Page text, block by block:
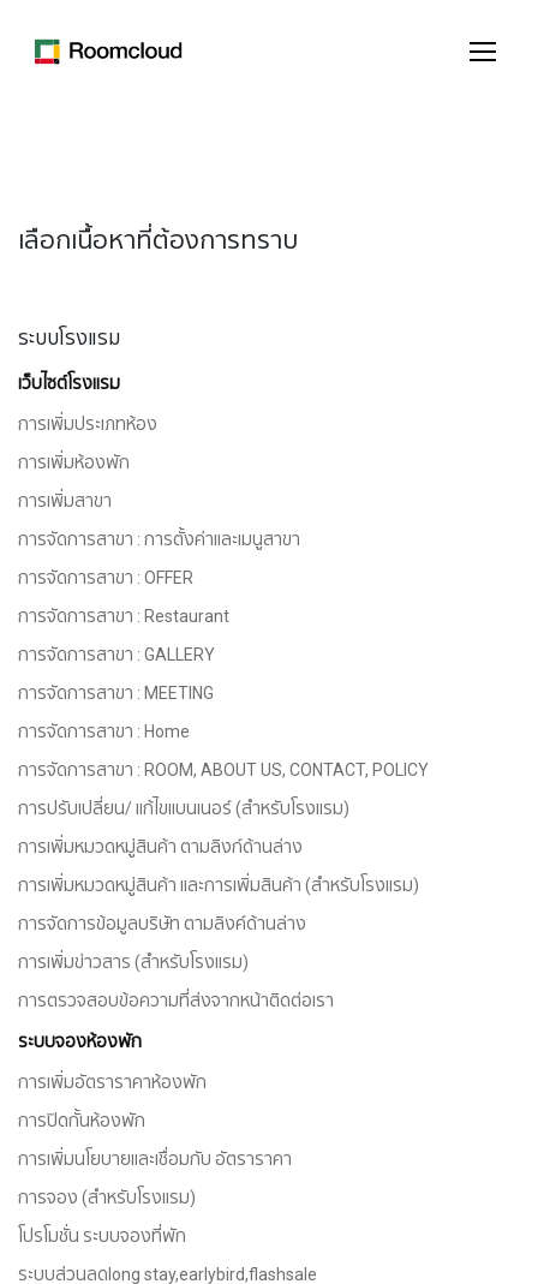
เลือกเนื้อหาที่ต้องการทราบ
ระบบโรงแรม
เว็บไซต์โรงแรม
การเพิ่มประเภทห้อง
การเพิ่มห้องพัก
การเพิ่มสาขา
การจัดการสาขา : การตั้งค่าและเมนูสาขา
การจัดการสาขา : OFFER
การจัดการสาขา : Restaurant
การจัดการสาขา : GALLERY
การจัดการสาขา : MEETING
การจัดการสาขา : Home
การจัดการสาขา : ROOM, ABOUT US, CONTACT, POLICY
การปรับเปลี่ยน/ แก้ไขแบนเนอร์ (สำหรับโรงแรม)
การเพิ่มหมวดหมู่สินค้า ตามลิงก์ด้านล่าง
การเพิ่มหมวดหมู่สินค้า และการเพิ่มสินค้า (สำหรับโรงแรม)
การจัดการข้อมูลบริษัท ตามลิงค์ด้านล่าง
การเพิ่มข่าวสาร (สำหรับโรงแรม)
การตรวจสอบข้อความที่ส่งจากหน้าติดต่อเรา
ระบบจองห้องพัก
การเพิ่มอัตราราคาห้องพัก
การปิดกั้นห้องพัก
การเพิ่มนโยบายและเชื่อมกับ อัตราราคา
การจอง (สำหรับโรงแรม)
โปรโมชั่น ระบบจองที่พัก
ระบบส่วนลดlong stay,earlybird,flashsale